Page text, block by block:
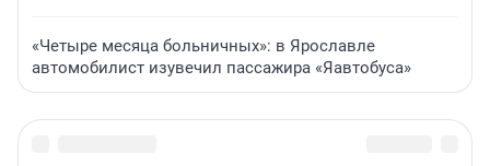
«Четыре месяца больничных»: в Ярославле
автомобилист изувечил пассажира «Яавтобуса»